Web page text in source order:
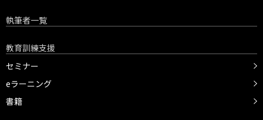
執筆者一覧
教育訓練支援
セミナー
eラーニング
書籍